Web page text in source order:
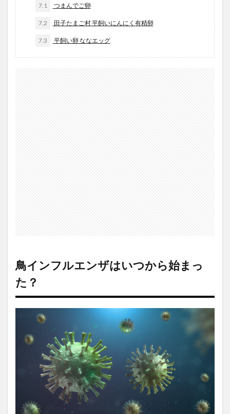
7.1 つまんでご卵
7.2 田子たまご村 平飼いにんにく有精卵
7.3 平飼い卵 ななエッグ
鳥インフルエンザはいつから始まっ
た？